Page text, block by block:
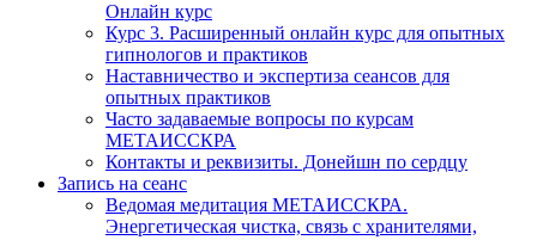
Онлайн курс
Курс 3. Расширенный онлайн курс для опытных
гипнологов и практиков
Наставничество и экспертиза сеансов для
опытных практиков
Часто задаваемые вопросы по курсам
МЕТАИССКРА
Контакты и реквизиты. Донейшн по сердцу
Запись на сеанс
Ведомая медитация МЕТАИССКРА.
Энергетическая чистка, связь с хранителями,